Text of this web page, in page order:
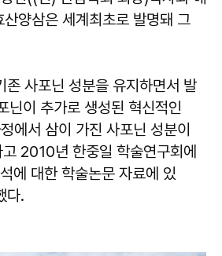
양삼은 세계최초로 발명돼 그
존 사포닌 성분을 유지하면서 발
닌이 추가로 생성된 혁신적인
에서 삼이 가진 사포닌 성분이
2010년 한중일 학술연구회에
에 대한 학술논문 자료에 있
다.